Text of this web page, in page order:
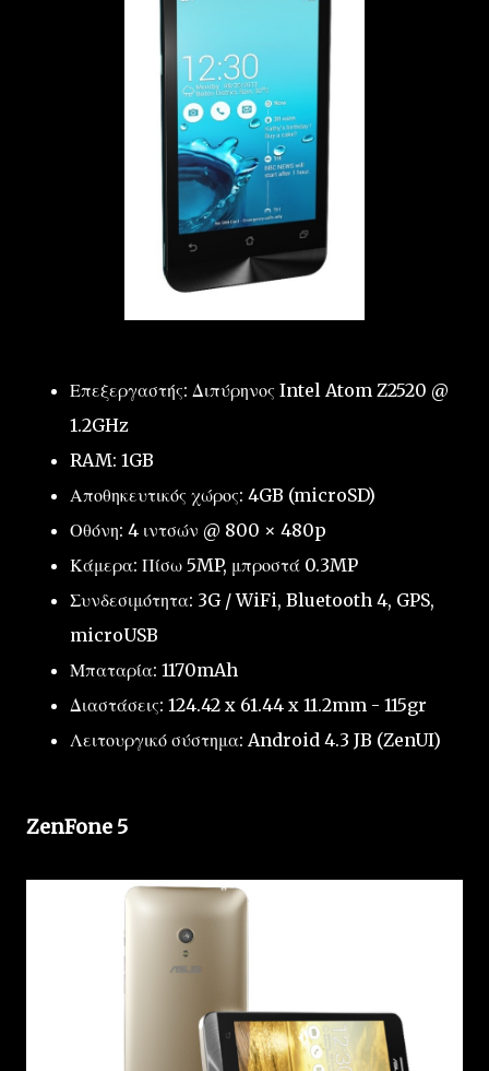
Επεξεργαστής: Διπύρηνος Intel Atom Z2520 @
1.2GHz
RAM: 1GB
Αποθηκευτικός χώρος: 4GB (microSD)
Οθόνη: 4 ιντσών @ 800 × 480p
Κάμερα: Πίσω 5MP, μπροστά 0.3MP
Συνδεσιμότητα: 3G / WiFi, Bluetooth 4, GPS,
microUSB
Μπαταρία: 1170mAh
Διαστάσεις: 124.42 x 61.44 x 11.2mm - 115gr
Λειτουργικό σύστημα: Android 4.3 JB (ZenUI)
ZenFone 5